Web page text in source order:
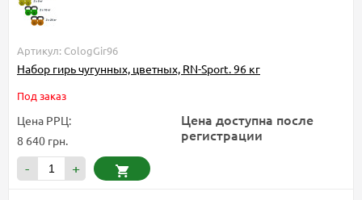
Артикул: CologGir96
Набор гирь чугунных, цветных, RN-Sport. 96 кг
Под заказ
Цена РРЦ:
8 640 грн.
Цена доступна после
регистрации
- +